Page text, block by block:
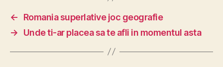
←
Romania superlative joc geografie
→
Unde ti-ar placea sa te afli in momentul asta